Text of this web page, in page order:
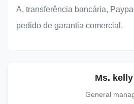
A, transferência bancária,
pedido de garantia comercial.
Ms. kelly
General